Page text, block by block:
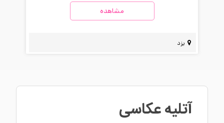
مشاهده
یزد
آتلیه عکاسی